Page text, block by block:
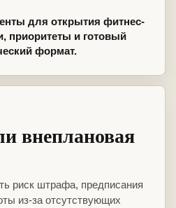
для открытия фитнес-
приоритеты и готовый
формат.
внеплановая
риск штрафа, предписания
из-за отсутствующих